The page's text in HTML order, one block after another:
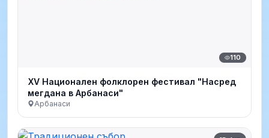
110
ХV Национален фолклорен фестивал "Насред
мегдана в Арбанаси"
Арбанаси